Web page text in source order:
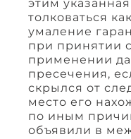
этим
толковаться
умаление
при принятии
применении
пресечения,
скрылся от
место его
по иным
объявили в